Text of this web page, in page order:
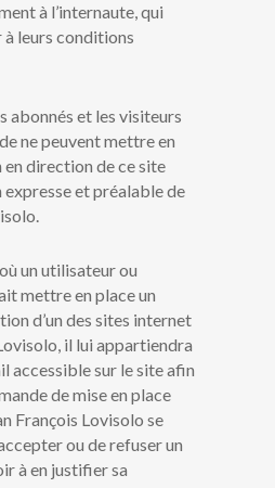
à l’internaute, qui
leurs conditions
abonnés et les visiteurs
ne peuvent mettre en
en direction de ce site
expresse et préalable de
un utilisateur ou
mettre en place un
d’un des sites internet
il lui appartiendra
accessible sur le site afin
de mise en place
François Lovisolo se
ou de refuser un
à en justifier sa